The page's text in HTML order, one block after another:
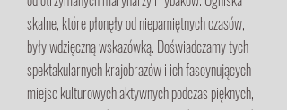
skalne, które płonęły od niepamiętnych czasów,
były wdzięczną wskazówką. Doświadczamy tych
spektakularnych krajobrazów i ich fascynujących
miejsc kulturowych aktywnych podczas pięknych,